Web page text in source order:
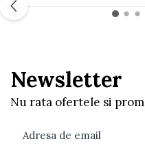
Jucarii educative din lemn
Pistoale
Plastilina
Newsletter
Nu rata ofertele si